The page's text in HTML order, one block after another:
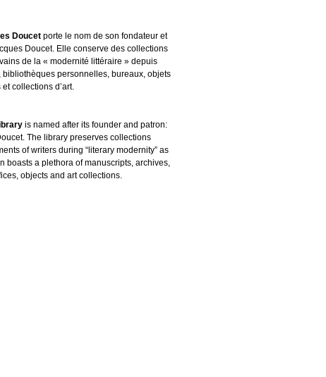
Doucet porte le nom de son fondateur et
Doucet. Elle conserve des collections
de la « modernité littéraire » depuis
personnelles, bureaux, objets
collections d’art.
is named after its founder and patron:
The library preserves collections
of writers during “literary modernity” as
boasts a plethora of manuscripts, archives,
objects and art collections.